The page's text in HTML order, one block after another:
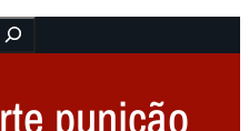
Buscar
punição